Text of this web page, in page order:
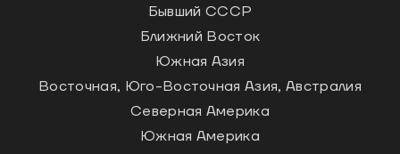
Бывший СССР
Ближний Восток
Южная Азия
Восточная, Юго-Восточная Азия, Австралия
Северная Америка
Южная Америка